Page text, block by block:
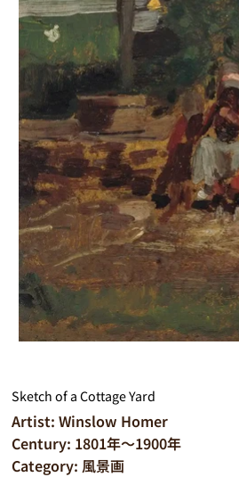
Sketch of a Cottage Yard
Artist: Winslow Homer
Century: 1801年～1900年
Category: 風景画